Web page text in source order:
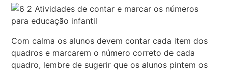
Com calma os alunos devem contar cada item dos
quadros e marcarem o número correto de cada
quadro, lembre de sugerir que os alunos pintem os